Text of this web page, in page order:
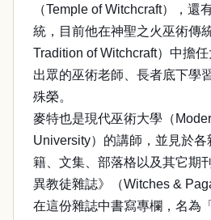
（Temple of Witchcraft），還
統，目前他在神聖之火巫術傳
Tradition of Witchcraft）中擔
出眾的巫術老師、長者底下學
殊榮。
麥特也是現代巫術大學（
University）的講師，並見於
籍、文集、部落格以及其它期
異教徒雜誌》（Witches &
在這份雜誌中書寫專欄，名為